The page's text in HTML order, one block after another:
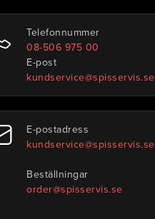
Telefonnummer
08-506 975 00
E-post
kundservice@spisservis.se
E-postadress
kundservice@spisservis.se
Beställningar
order@spisservis.se